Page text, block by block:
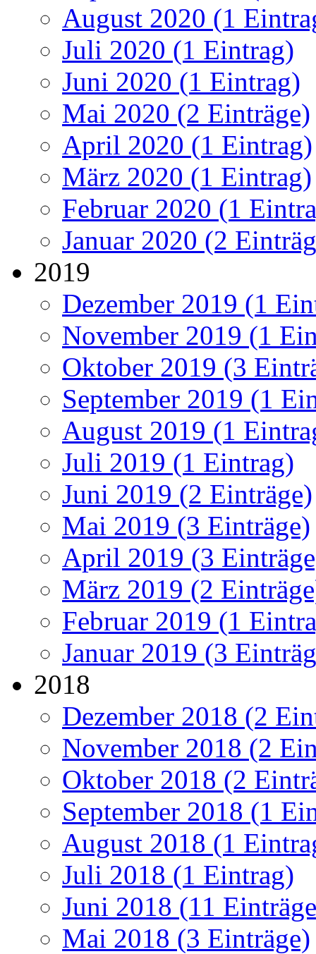
August 2020 (1
Juli 2020 (1 Eintrag)
Juni 2020 (1 Eintrag)
Mai 2020 (2 Einträge)
April 2020 (1 Eintrag)
März 2020 (1 Eintrag)
Februar 2020 (1
Januar 2020 (2
2019
Dezember 2019 (1
November 2019 (1
Oktober 2019 (3
September 2019 (1
August 2019 (1
Juli 2019 (1 Eintrag)
Juni 2019 (2 Einträge)
Mai 2019 (3 Einträge)
April 2019 (3
März 2019 (2
Februar 2019 (1
Januar 2019 (3
2018
Dezember 2018 (2
November 2018 (2
Oktober 2018 (2
September 2018 (1
August 2018 (1
Juli 2018 (1 Eintrag)
Juni 2018 (11
Mai 2018 (3 Einträge)